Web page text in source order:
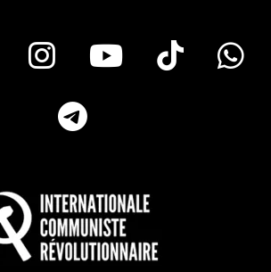
Instagram
Youtube
Tik